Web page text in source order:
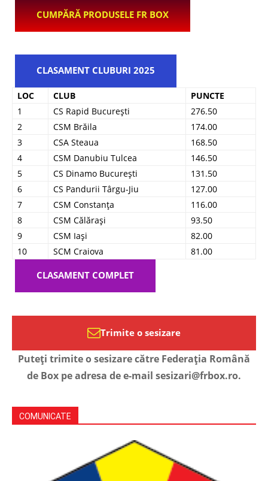
CUMPĂRĂ PRODUSELE FR BOX
CLASAMENT CLUBURI 2025
LOC CLUB
PUNCTE
1
CS Rapid București
276.50
2
CSM Brăila
174.00
3
CSA Steaua
168.50
4
CSM Danubiu Tulcea
146.50
5
CS Dinamo București
131.50
6
CS Pandurii Târgu-Jiu
127.00
7
CSM Constanța
116.00
8
CSM Călărași
93.50
9
CSM Iași
82.00
10
SCM Craiova 81.00
CLASAMENT COMPLET
Trimite o sesizare
Puteți trimite o sesizare către Federația Română
de Box pe adresa de e-mail sesizari@frbox.ro.
COMUNICATE